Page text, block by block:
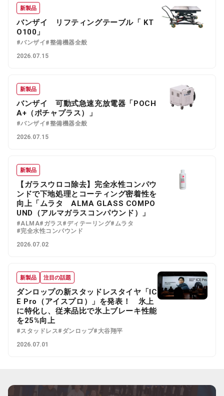
新製品
バンザイ リフティングテーブル「 KT
O100」
#バンザイ#整備機器全般
2026.07.15
新製品
バンザイ 可動式急速充放電器「POCH
A+（ポチャプラス）」
#バンザイ#整備機器全般
2026.07.15
新製品
【ガラスウロコ除去】完全水性コンパウ
ンドで下地処理とコーティング密着性を
向上「ムラタ ALMA GLASS COMPO
UND（アルマガラスコンパウンド）」
#ALMA#ガラス#ディテーリング#ムラタ
#完全水性コンパウンド
2026.07.02
新製品 注目の話題
ダンロップの新スタッドレスタイヤ「IC
E Pro（アイスプロ）」を発表！ 氷上
に特化し、従来品比で氷上ブレーキ性能
を25%向上
#スタッドレス#ダンロップ#大谷翔平
2026.07.01